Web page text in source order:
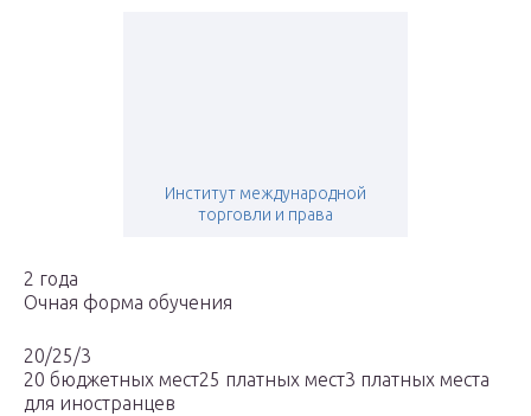
Институт международной
торговли и права
2 года
Очная форма обучения
20/25/3
20 бюджетных мест25 платных мест3 платных места
для иностранцев